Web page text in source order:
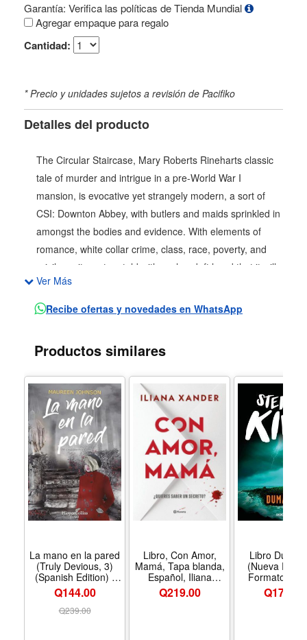
Garantía: Verifica las políticas de Tienda Mundial
Agregar empaque para regalo
Cantidad:
* Precio y unidades sujetos a revisión de Pacifiko
Detalles del producto
The Circular Staircase, Mary Roberts Rineharts classic
tale of murder and intrigue in a pre-World War I
mansion, is evocative yet strangely modern, a sort of
CSI: Downton Abbey, with butlers and maids sprinkled in
amongst the bodies and evidence. With elements of
romance, white collar crime, class, race, poverty, and
privilege, its a story told with such a deft hand that it will
keep you guessing right to the end, all the while keeping
you entertained with the trappings of the gilded age and
Stanley, this new edition from Blackbird Books is a must
for all mystery readers.
Ver Más
Recibe ofertas y novedades en WhatsApp
Productos similares
La mano en la pared
(Truly Devious, 3)
(Spanish Edition) -
Formato Paperback
Q144.00
Q239.00
Libro, Con Amor,
Mamá, Tapa blanda,
Español, Iliana
Xander, Planeta
Q219.00
Libro Duma
(Nueva
Formato
Editorial
Q175.00